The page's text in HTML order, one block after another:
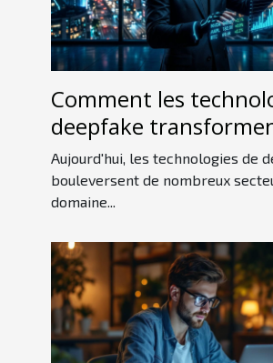
Comment les
deepfake
le secteur financier ?
Aujourd'hui, les technologies de
bouleversent de nombreux
domaine...